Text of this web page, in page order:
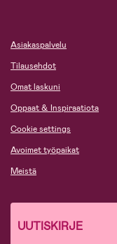
Asiakaspalvelu
Tilausehdot
Omat laskuni
Oppaat & Inspiraatiota
Cookie settings
Avoimet työpaikat
Meistä
UUTISKIRJE